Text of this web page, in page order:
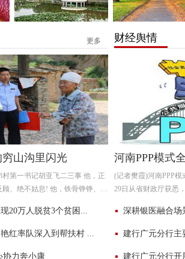
财经舆情
河南PPP模式
(记者樊霞)河南PPP
29日从省财政厅获悉
度资金总量
深耕银医融合
建行广元分行主
建行广元分行开
更多
山沟里闪光
第一书记胡亚飞二三事 他，正
、绝不姑息! 他，铁骨铮铮、嫉
20万人脱贫3个贫困...
红率队深入到帮扶村 ...
协力奔小康